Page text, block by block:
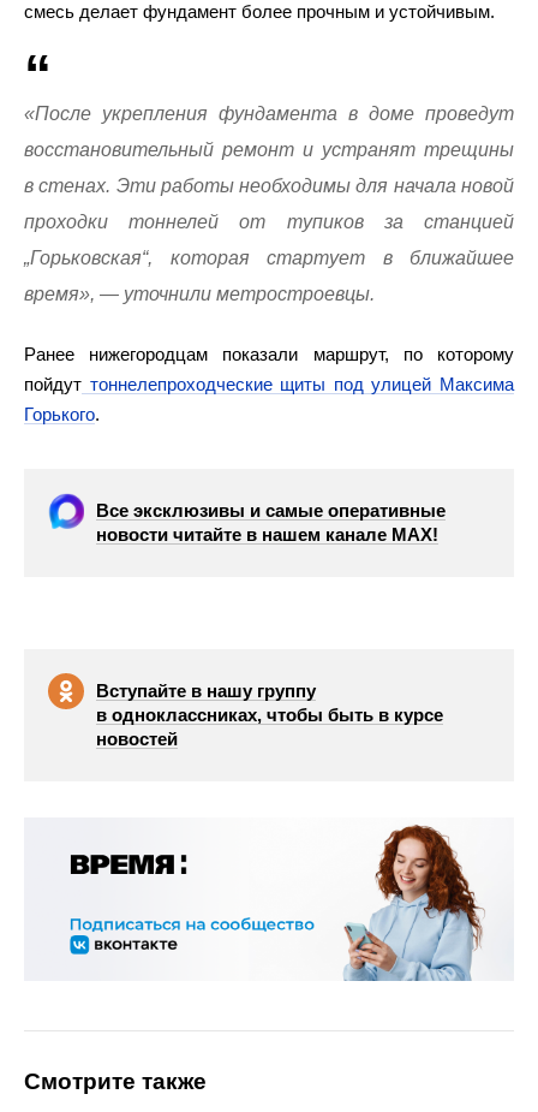
смесь делает фундамент более прочным и устойчивым.
«После укрепления фундамента в доме проведут
восстановительный ремонт и устранят трещины
в стенах. Эти работы необходимы для начала новой
проходки тоннелей от тупиков за станцией
„Горьковская“, которая стартует в ближайшее
время», — уточнили метростроевцы.
Ранее нижегородцам показали маршрут, по которому
пойдут тоннелепроходческие щиты под улицей Максима
Горького.
Все эксклюзивы и самые оперативные
новости читайте в нашем канале МАХ!
Вступайте в нашу группу
в одноклассниках, чтобы быть в курсе
новостей
Смотрите также